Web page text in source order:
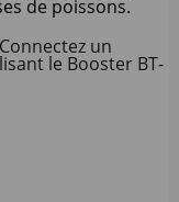
de poissons.
un
le Booster BT-